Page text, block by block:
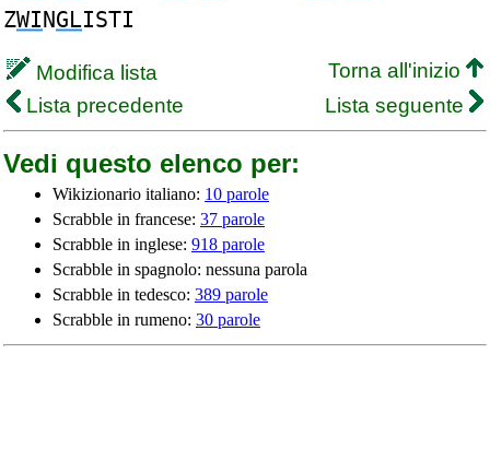
ZWINGLISTI
Modifica lista
Torna all'inizio
Lista precedente
Lista seguente
Vedi questo elenco per:
Wikizionario italiano: 10 parole
Scrabble in francese: 37 parole
Scrabble in inglese: 918 parole
Scrabble in spagnolo: nessuna parola
Scrabble in tedesco: 389 parole
Scrabble in rumeno: 30 parole